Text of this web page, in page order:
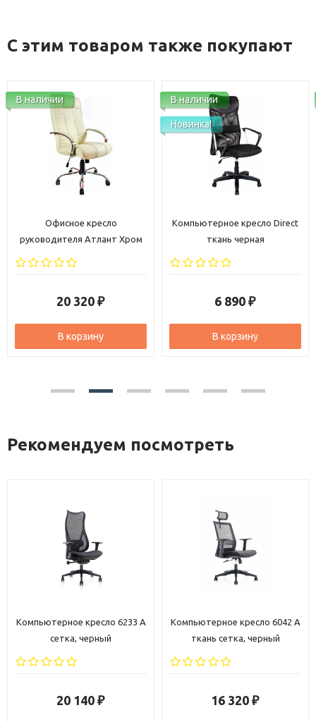
С этим товаром также покупают
В наличии
Офисное кресло
руководителя Атлант Хром
20 320 ₽
В корзину
В наличии
Новинка!
Компьютерное кресло Direct
ткань черная
6 890 ₽
В корзину
Рекомендуем посмотреть
Компьютерное кресло 6233 A
сетка, черный
20 140 ₽
Компьютерное кресло 6042 A
ткань сетка, черный
16 320 ₽